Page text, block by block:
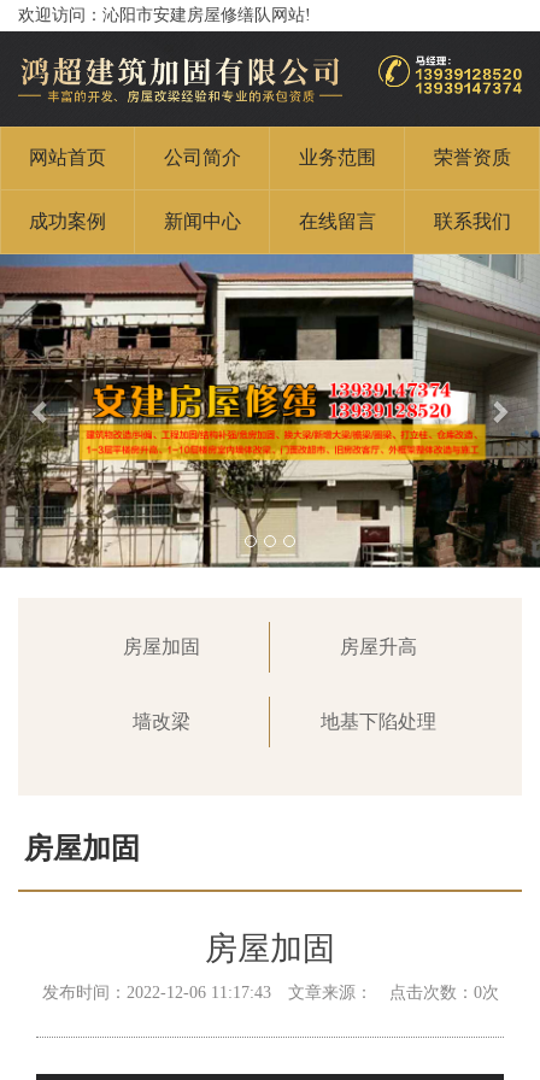
欢迎访问：沁阳市安建房屋修缮队网站!
网站首页 公司简介 业务范围 荣誉资质
成功案例 新闻中心 在线留言 联系我们
房屋加固 房屋升高
墙改梁 地基下陷处理
房屋加固
房屋加固
发布时间：2022-12-06 11:17:43 文章来源： 点击次数：0次